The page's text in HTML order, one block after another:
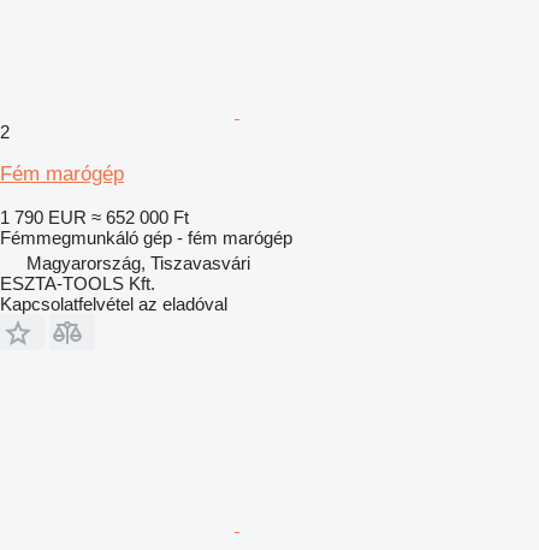
2
Fém marógép
1 790 EUR ≈ 652 000 Ft
Fémmegmunkáló gép - fém marógép
Magyarország, Tiszavasvári
ESZTA-TOOLS Kft.
Kapcsolatfelvétel az eladóval